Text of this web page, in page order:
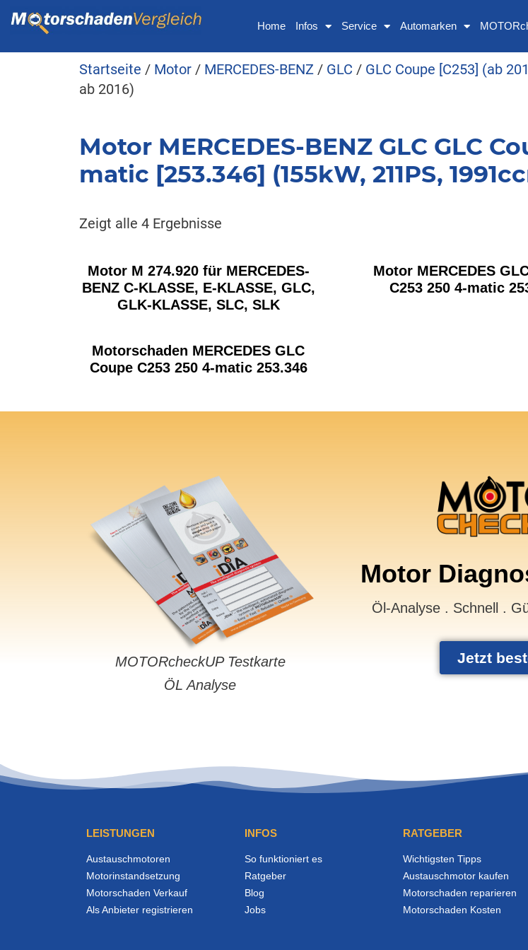
Home Infos Service Automarken
Startseite / Motor / MERCEDES-BENZ / GLC / GLC Coupe [C253] (ab
ab 2016)
Motor MERCEDES-BENZ GLC GLC
matic [253.346] (155kW, 211PS,
Zeigt alle 4 Ergebnisse
Motor M 274.920 für MERCEDES-
BENZ C-KLASSE, E-KLASSE, GLC,
GLK-KLASSE, SLC, SLK
Motor MERCEDES
C253 250 4-matic
Motorschaden MERCEDES GLC
Coupe C253 250 4-matic 253.346
MOTORcheckUP Testkarte
ÖL Analyse
Motor
Öl-Analyse . Schnell .
Jetzt
LEISTUNGEN
Austauschmotoren
Motorinstandsetzung
Motorschaden Verkauf
Als Anbieter registrieren
INFOS
So funktioniert es
Ratgeber
Blog
Jobs
RATGEBER
Wichtigsten Tipps
Austauschmotor kaufen
Motorschaden reparieren
Motorschaden Kosten